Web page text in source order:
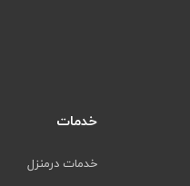
خدمات
خدمات درمنزل